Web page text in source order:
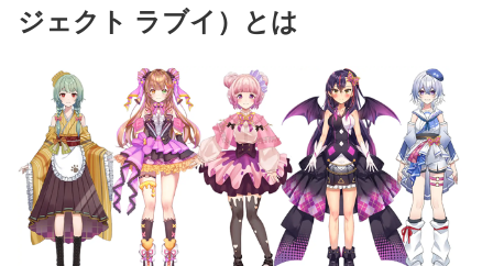
ジェクト ラブイ）とは